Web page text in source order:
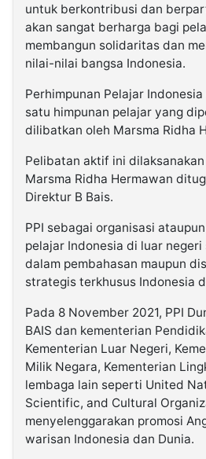
untuk berkontribusi dan
akan sangat berharga bagi
membangun solidaritas dan
nilai-nilai bangsa Indonesia.
Perhimpunan Pelajar
satu himpunan pelajar yang
dilibatkan oleh Marsma Ridha
Pelibatan aktif ini
Marsma Ridha Hermawan
Direktur B Bais.
PPI sebagai organisasi
pelajar Indonesia di luar
dalam pembahasan maupun
strategis terkhusus Indonesia
Pada 8 November 2021, PPI
BAIS dan kementerian
Kementerian Luar Negeri,
Milik Negara, Kementerian
lembaga lain seperti United
Scientific, and Cultural
menyelenggarakan promosi
warisan Indonesia dan Dunia.